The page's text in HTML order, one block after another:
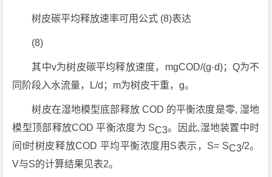
树皮碳平均释放速率可用公式 (8)表达
(8)
其中v为树皮碳平均释放速度，mgCOD/(g·d)；Q为不
同阶段入水流量，L/d；m为树皮干重，g。
树皮在湿地模型底部释放 COD 的平衡浓度是零, 湿地
模型顶部释放COD 平衡浓度为 SC3。因此,湿地装置中时
间t时树皮释放COD 平均平衡浓度用S表示，S= SC3/2。
V与S的计算结果见表2。